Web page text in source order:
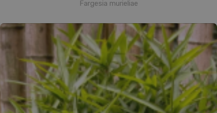
Fargesia murieliae